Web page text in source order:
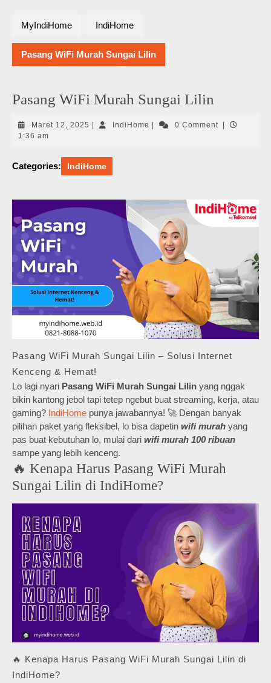
MyIndiHome IndiHome
Pasang WiFi Murah Sungai Lilin
Pasang WiFi Murah Sungai Lilin
Maret 12, 2025 Maret
IndiHome IndiHome0 Comment
1:36 am
Categories: IndiHome
Pasang WiFi Murah Sungai Lilin – Solusi Internet
Kenceng & Hemat!
Lo lagi nyari Pasang WiFi Murah Sungai Lilin yang nggak
bikin kantong jebol tapi tetep ngebut buat streaming, kerja, atau
gaming? IndiHome punya jawabannya! 🚀 Dengan banyak
pilihan paket yang fleksibel, lo bisa dapetin wifi murah yang
pas buat kebutuhan lo, mulai dari wifi murah 100 ribuan
sampe yang lebih kenceng.
🔥 Kenapa Harus Pasang WiFi Murah
Sungai Lilin di IndiHome?
🔥 Kenapa Harus Pasang WiFi Murah Sungai Lilin di
IndiHome?